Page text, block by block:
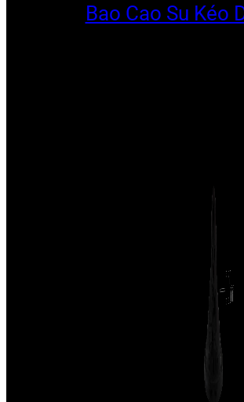
Bao Cao Su Kéo